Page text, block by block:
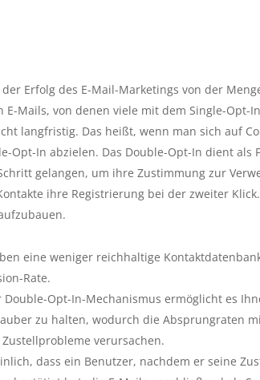
Erfolg des E-Mail-Marketings von der
Mails, von denen viele mit dem Single-Opt-
langfristig. Das heißt, wenn man sich auf
Opt-In abzielen. Das Double-Opt-In dient als
gelangen, um ihre Zustimmung zur
ihre Registrierung bei der zweiter
eine weniger reichhaltige
Rate.
Double-Opt-In-Mechanismus ermöglicht es
zu halten, wodurch die Absprungraten
verursachen.
dass ein Benutzer, nachdem er seine